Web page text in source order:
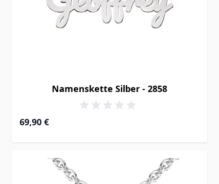
Namenskette Silber - 2858
69,90 €